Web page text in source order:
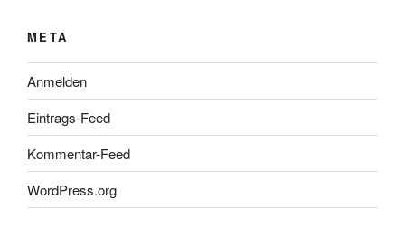
META
Anmelden
Eintrags-Feed
Kommentar-Feed
WordPress.org